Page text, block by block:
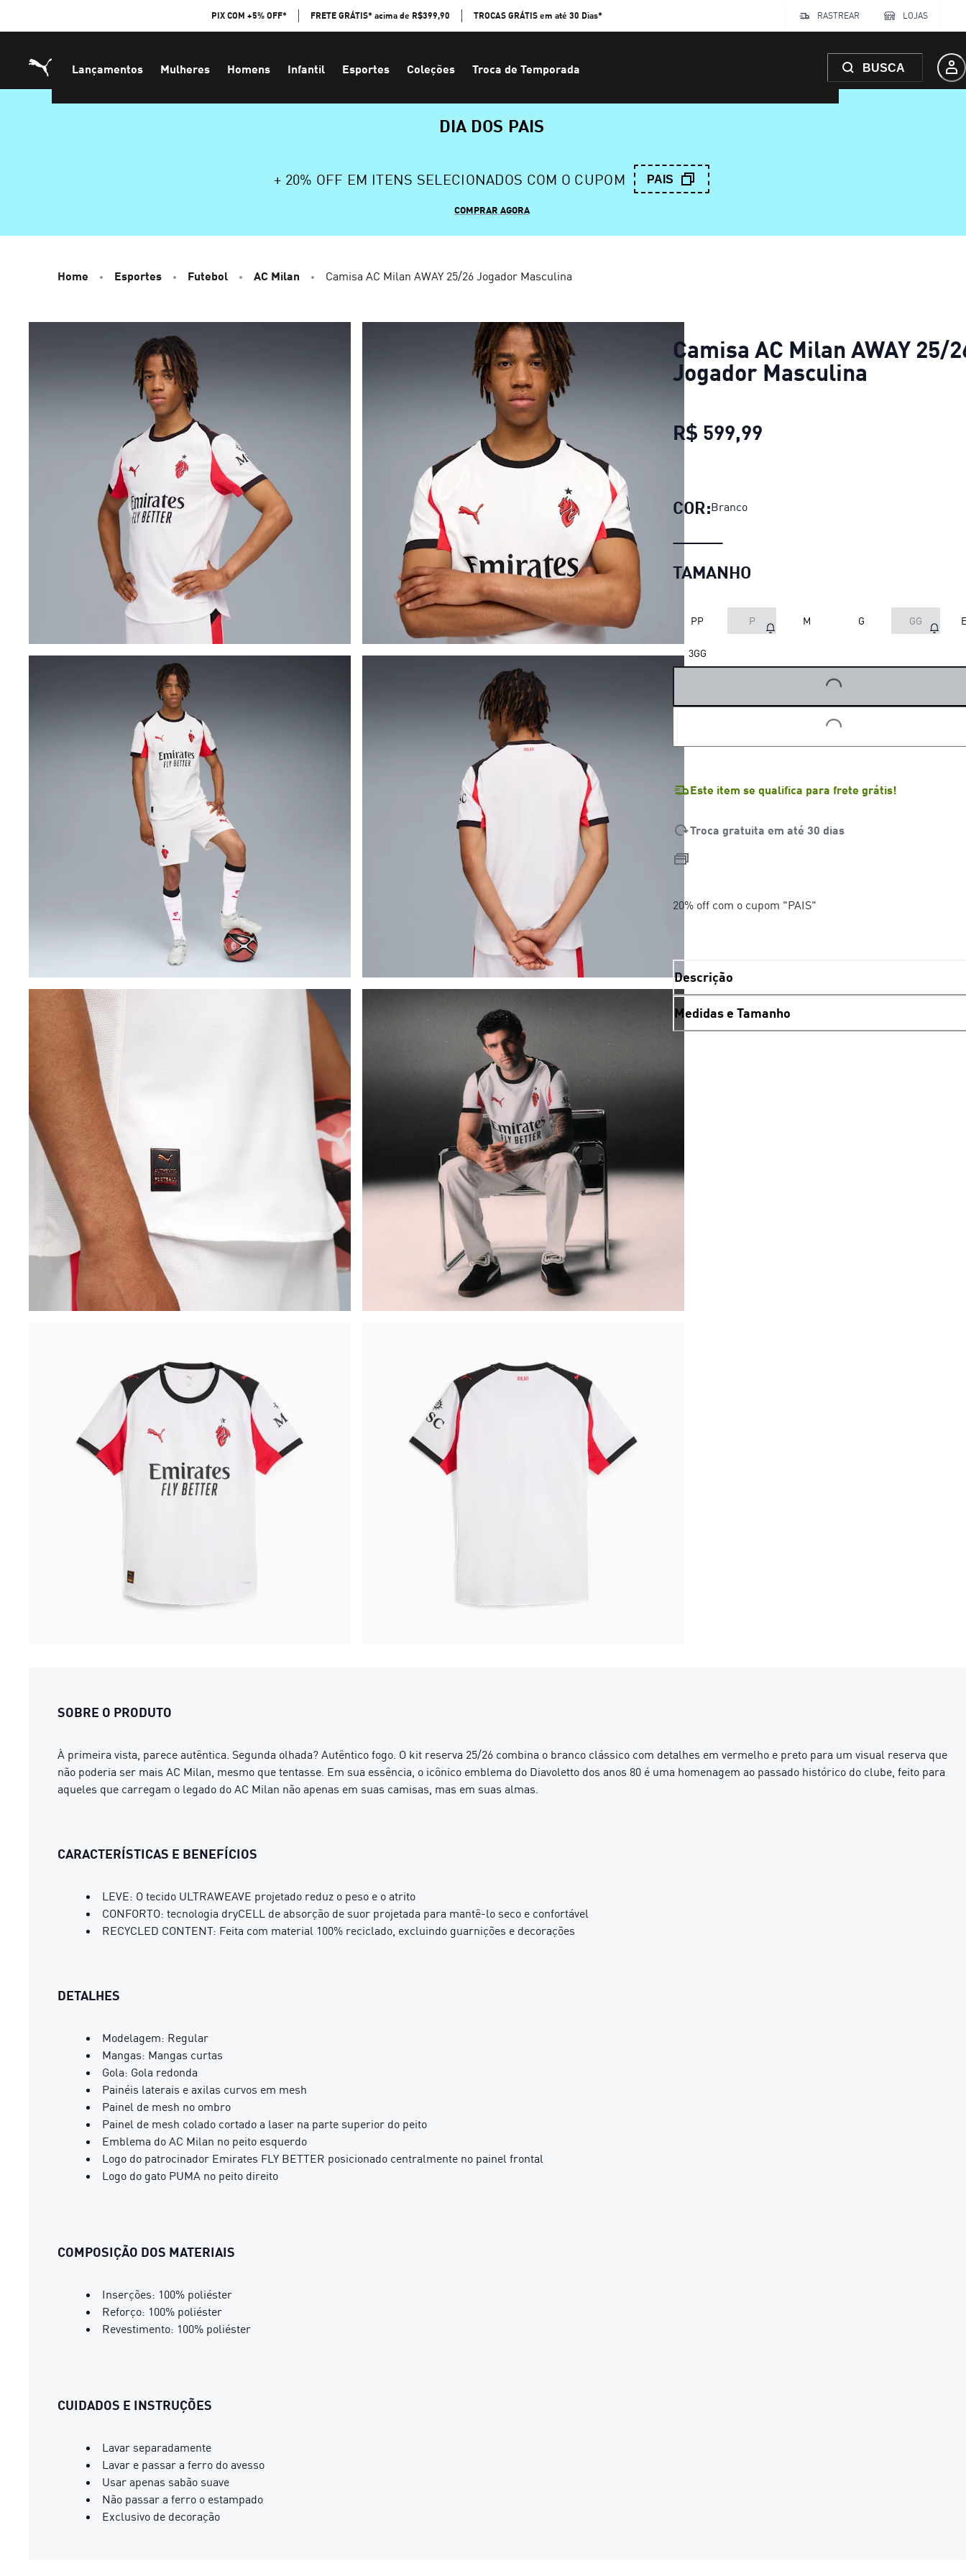
PIX COM +5% OFF* FRETE GRÁTIS* acima de R$399,90 TROCAS GRÁTIS em até 30 Dias* RASTREAR LOJAS
Lançamentos Mulheres Homens Infantil Esportes Coleções Troca de Temporada BUSCA
DIA DOS PAIS
+ 20% OFF EM ITENS SELECIONADOS COM O CUPOM PAIS
COMPRAR AGORA
Home Esportes Futebol AC Milan Camisa AC Milan AWAY 25/26 Jogador Masculina
Camisa AC Milan AWAY 25/
Jogador Masculina
R$ 599,99
COR:Branco
TAMANHO
PP P M G GG
3GG
LOADING...
LOADING...
Este item se qualifica para frete grátis!
Troca gratuita em até 30 dias
20% off com o cupom "PAIS"
Descrição
Medidas e Tamanho
SOBRE O PRODUTO
À primeira vista, parece autêntica. Segunda olhada? Autêntico fogo. O kit reserva 25/26 combina o branco clássico com detalhes em vermelho e preto para um visual reserva que
não poderia ser mais AC Milan, mesmo que tentasse. Em sua essência, o icônico emblema do Diavoletto dos anos 80 é uma homenagem ao passado histórico do clube, feito para
aqueles que carregam o legado do AC Milan não apenas em suas camisas, mas em suas almas.
CARACTERÍSTICAS E BENEFÍCIOS
LEVE: O tecido ULTRAWEAVE projetado reduz o peso e o atrito
CONFORTO: tecnologia dryCELL de absorção de suor projetada para mantê-lo seco e confortável
RECYCLED CONTENT: Feita com material 100% reciclado, excluindo guarnições e decorações
DETALHES
Modelagem: Regular
Mangas: Mangas curtas
Gola: Gola redonda
Painéis laterais e axilas curvos em mesh
Painel de mesh no ombro
Painel de mesh colado cortado a laser na parte superior do peito
Emblema do AC Milan no peito esquerdo
Logo do patrocinador Emirates FLY BETTER posicionado centralmente no painel frontal
Logo do gato PUMA no peito direito
COMPOSIÇÃO DOS MATERIAIS
Inserções: 100% poliéster
Reforço: 100% poliéster
Revestimento: 100% poliéster
CUIDADOS E INSTRUÇÕES
Lavar separadamente
Lavar e passar a ferro do avesso
Usar apenas sabão suave
Não passar a ferro o estampado
Exclusivo de decoração